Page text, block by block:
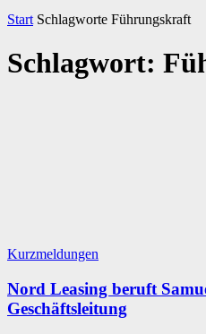
Start Schlagworte Führungskraft
Schlagwort:
Kurzmeldungen
Nord Leasing beruft
Geschäftsleitung